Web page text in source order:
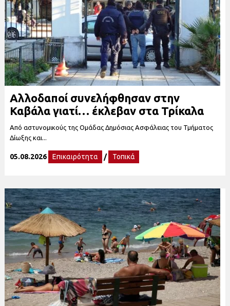
Αλλοδαποί συνελήφθησαν στην
Καβάλα γιατί… έκλεβαν στα Τρίκαλα
Από αστυνομικούς της Ομάδας Δημόσιας Ασφάλειας του Τμήματος
Δίωξης και...
05.08.2026 Επικαιρότητα / Τοπικά